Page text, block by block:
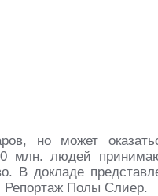
но может
млн. людей
В докладе
Репортаж Полы Слиер.